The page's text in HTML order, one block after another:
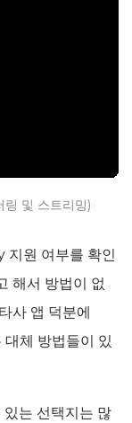
및 스트리밍)
지원 여부를 확인
해서 방법이 없
사 앱 덕분에
체 방법들이 있
는 선택지는 많